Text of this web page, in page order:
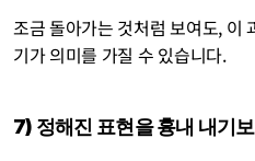
조금 돌아가는 것처럼 보여도, 이
기가 의미를 가질 수 있습니다.
7) 정해진 표현을 흉내 내기